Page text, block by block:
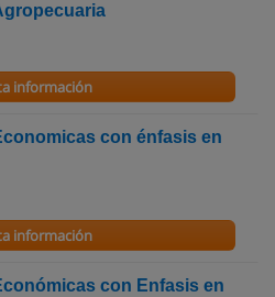
información
con énfasis en
información
con Enfasis en